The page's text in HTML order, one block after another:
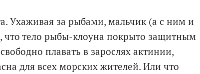
Ухаживая за рыбами, мальчик (а с ним и
что тело рыбы-клоуна покрыто защитным
плавать в зарослях актинии,
для всех морских жителей. Или что